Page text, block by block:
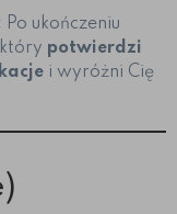
Po ukończeniu
potwierdzi
i wyróżni Cię